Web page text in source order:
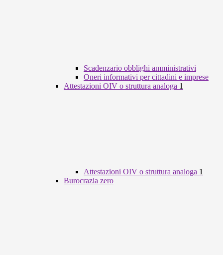
Scadenzario obblighi amministrativi
Oneri informativi per cittadini e imprese
Attestazioni OIV o struttura analoga 1
Attestazioni OIV o struttura analoga 1
Burocrazia zero